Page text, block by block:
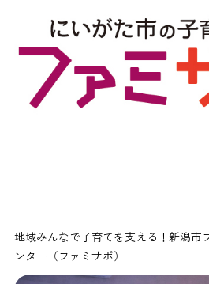
地域みんなで子育てを支える！新潟市
ンター（ファミサポ）